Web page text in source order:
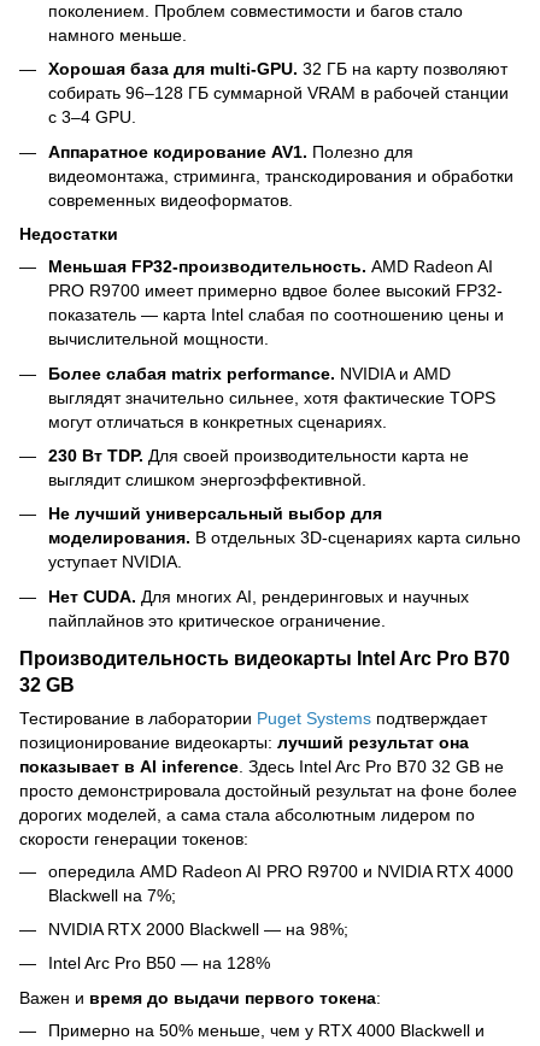
поколением. Проблем совместимости и багов стало
намного меньше.
Хорошая база для multi-GPU. 32 ГБ на карту позволяют
собирать 96–128 ГБ суммарной VRAM в рабочей станции
с 3–4 GPU.
Аппаратное кодирование AV1. Полезно для
видеомонтажа, стриминга, транскодирования и обработки
современных видеоформатов.
Недостатки
Меньшая FP32-производительность. AMD Radeon AI
PRO R9700 имеет примерно вдвое более высокий FP32-
показатель — карта Intel слабая по соотношению цены и
вычислительной мощности.
Более слабая matrix performance. NVIDIA и AMD
выглядят значительно сильнее, хотя фактические TOPS
могут отличаться в конкретных сценариях.
230 Вт TDP. Для своей производительности карта не
выглядит слишком энергоэффективной.
Не лучший универсальный выбор для
моделирования. В отдельных 3D-сценариях карта сильно
уступает NVIDIA.
Нет CUDA. Для многих AI, рендеринговых и научных
пайплайнов это критическое ограничение.
Производительность видеокарты Intel Arc Pro B70
32 GB
Тестирование в лаборатории Puget Systems подтверждает
позиционирование видеокарты: лучший результат она
показывает в AI inference . Здесь Intel Arc Pro B70 32 GB не
просто демонстрировала достойный результат на фоне более
дорогих моделей, а сама стала абсолютным лидером по
скорости генерации токенов:
опередила AMD Radeon AI PRO R9700 и NVIDIA RTX 4000
Blackwell на 7%;
NVIDIA RTX 2000 Blackwell — на 98%;
Intel Arc Pro B50 — на 128%
Важен и время до выдачи первого токена:
Примерно на 50% меньше, чем у RTX 4000 Blackwell и